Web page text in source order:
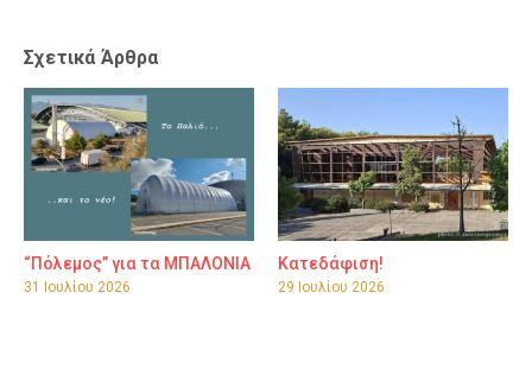
Σχετικά Άρθρα
“Πόλεμος” για τα ΜΠΑΛΟΝΙΑ
31 Ιουλίου 2026
Κατεδάφιση!
29 Ιουλίου 2026